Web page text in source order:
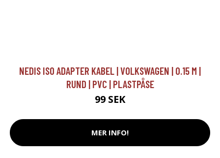
NEDIS ISO ADAPTER KABEL | VOLKSWAGEN | 0.15 M |
RUND | PVC | PLASTPÅSE
99 SEK
MER INFO!